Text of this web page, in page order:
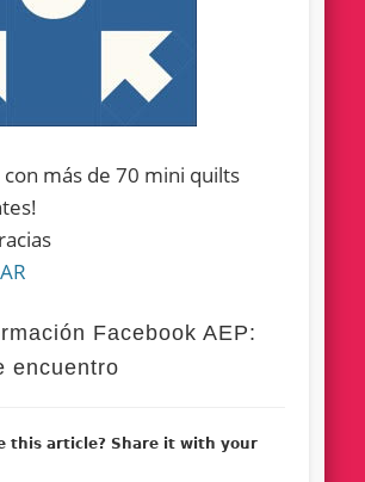
con más de 70 mini quilts
Facebook AEP:
encuentro
this article? Share it with your